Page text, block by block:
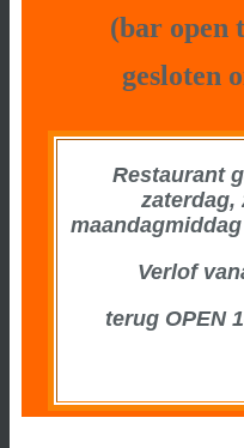
(bar open
gesloten
Restaurant
zaterdag,
Verlof
terug OPEN